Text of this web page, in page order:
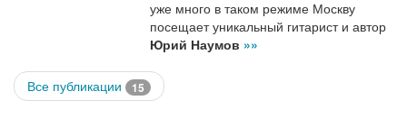
уже много в таком режиме Москву
посещает уникальный гитарист и автор
Юрий Наумов »»
Все публикации 15